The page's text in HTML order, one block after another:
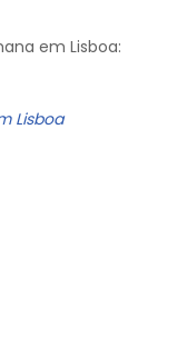
em Lisboa:
Lisboa